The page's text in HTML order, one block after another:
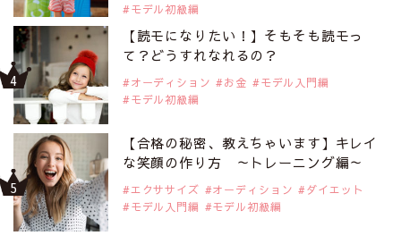
モデル初級編
【読モになりたい！】そもそも読モっ
て？どうすれなれるの？
オーディション お金
モデル入門編
モデル初級編
【合格の秘密、教えちゃいます】キレイ
な笑顔の作り方 ～トレーニング編～
エクササイズ オーディション
ダイエット
モデル入門編
モデル初級編